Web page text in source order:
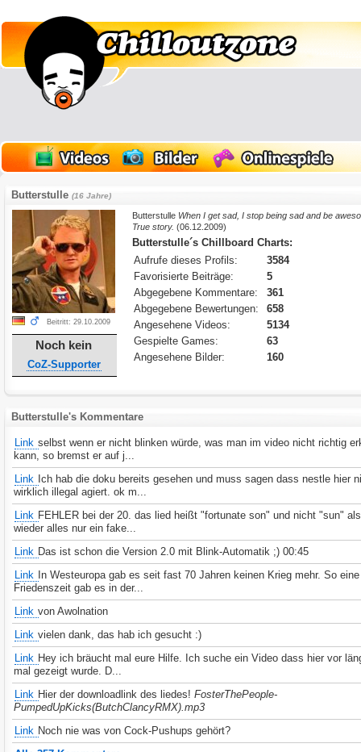
Butterstulle(16 Jahre)
Beitritt: 29.10.2009
Noch kein
CoZ-Supporter
Butterstulle When I get sad, I stop being sad and be
True story. (06.12.2009)
Butterstulle´s Chillboard Charts:
Aufrufe dieses Profils:
3584
Favorisierte Beiträge:
5
Abgegebene Kommentare:
361
Abgegebene Bewertungen:
658
Angesehene Videos:
5134
Gespielte Games:
63
Angesehene Bilder:
160
Butterstulle's Kommentare
Link selbst wenn er nicht blinken würde, was man im video nicht richtig
kann, so bremst er auf j...
Link Ich hab die doku bereits gesehen und muss sagen dass nestle hier
wirklich illegal agiert. ok m...
Link FEHLER bei der 20. das lied heißt "fortunate son" und nicht "sun"
wieder alles nur ein fake...
Link Das ist schon die Version 2.0 mit Blink-Automatik ;) 00:45
Link In Westeuropa gab es seit fast 70 Jahren keinen Krieg mehr. So
Friedenszeit gab es in der...
Link von Awolnation
Link vielen dank, das hab ich gesucht :)
Link Hey ich bräucht mal eure Hilfe. Ich suche ein Video dass hier vor
mal gezeigt wurde. D...
Link Hier der downloadlink des liedes!FosterThePeople-
PumpedUpKicks(ButchClancyRMX).mp3
Link Noch nie was von Cock-Pushups gehört?